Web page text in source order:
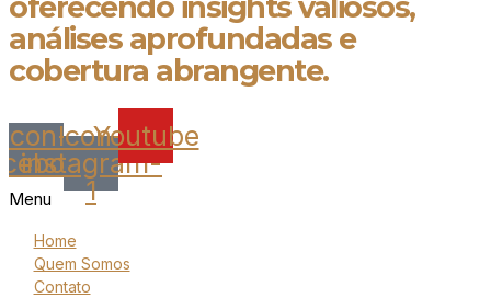
oferecendo insights valiosos,
análises aprofundadas e
cobertura abrangente.
Icon-Icon-
instagram-
1
Youtube
Menu
Home
Quem Somos
Contato